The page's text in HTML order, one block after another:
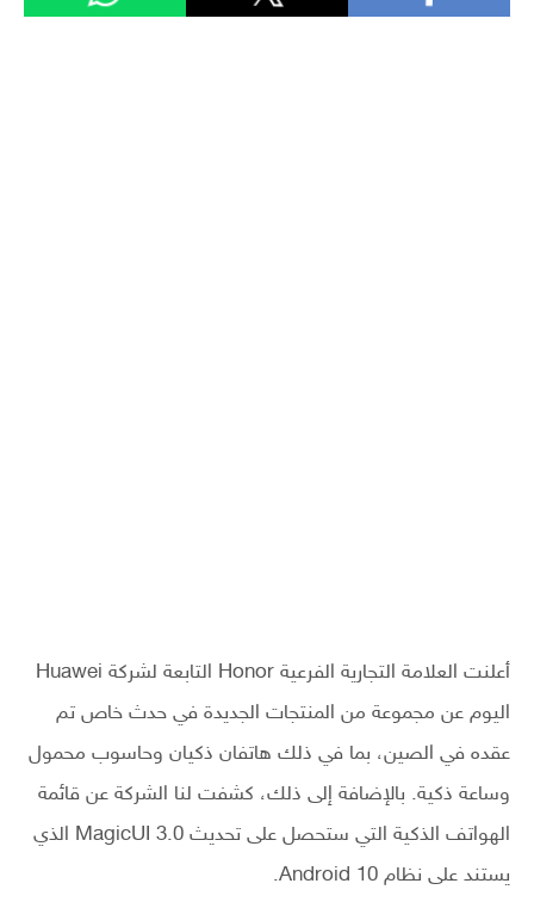
أعلنت العلامة التجارية الفرعية Honor التابعة لشركة Huawei
اليوم عن مجموعة من المنتجات الجديدة في حدث خاص تم
عقده في الصين، بما في ذلك هاتفان ذكيان وحاسوب محمول
وساعة ذكية. بالإضافة إلى ذلك، كشفت لنا الشركة عن قائمة
الهواتف الذكية التي ستحصل على تحديث MagicUI 3.0 الذي
يستند على نظام Android 10.